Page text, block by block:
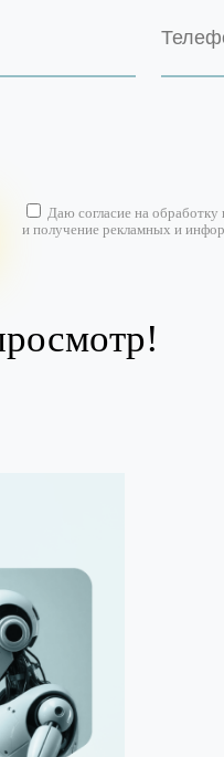
Даю согласие на обработку
и получение рекламных и